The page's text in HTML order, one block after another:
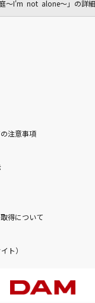
庭～I'm not alone～」の詳細
注意事項
得について
ト）